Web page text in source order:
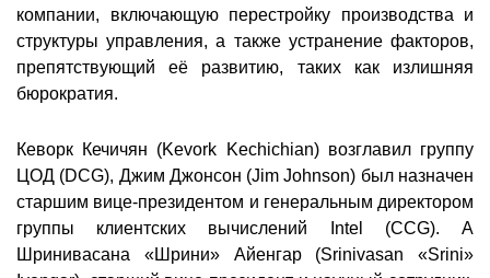
компании, включающую перестройку производства и
структуры управления, а также устранение факторов,
препятствующий её развитию, таких как излишняя
бюрократия.
Кеворк Кечичян (Kevork Kechichian) возглавил группу
ЦОД (DCG), Джим Джонсон (Jim Johnson) был назначен
старшим вице-президентом и генеральным директором
группы клиентских вычислений Intel (CCG). А
Шринивасана «Шрини» Айенгар (Srinivasan «Srini»